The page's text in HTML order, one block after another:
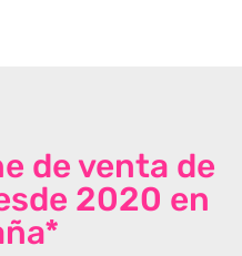
de venta de
2020 en